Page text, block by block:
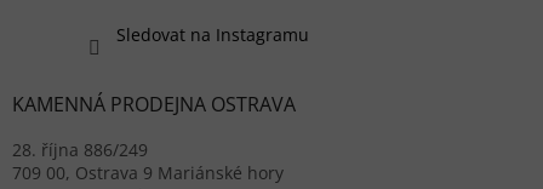
Sledovat na Instagramu
KAMENNÁ PRODEJNA OSTRAVA
28. října 886/249
709 00, Ostrava 9 Mariánské hory